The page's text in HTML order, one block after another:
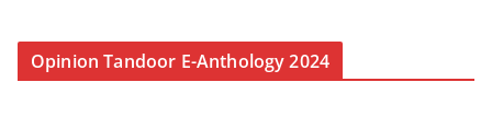
Opinion Tandoor E-Anthology 2024